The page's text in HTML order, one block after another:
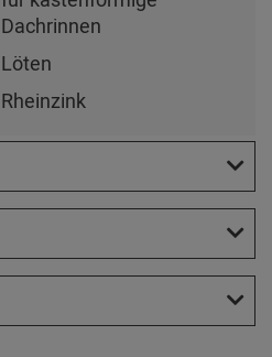
Dachrinnen
Löten
Rheinzink